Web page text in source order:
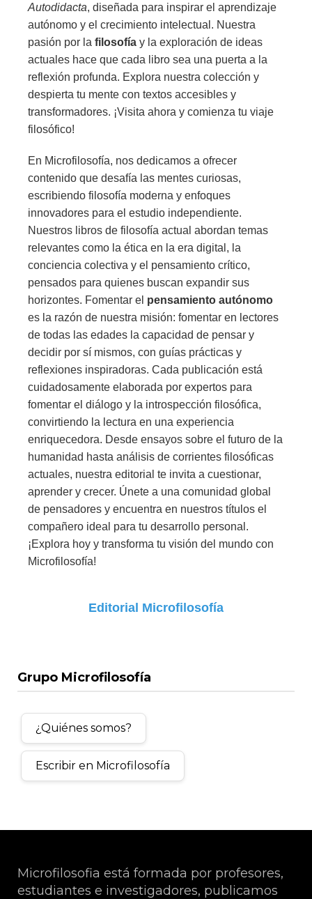
Autodidacta, diseñada para inspirar el aprendizaje
autónomo y el crecimiento intelectual. Nuestra
pasión por la filosofía y la exploración de ideas
actuales hace que cada libro sea una puerta a la
reflexión profunda. Explora nuestra colección y
despierta tu mente con textos accesibles y
transformadores. ¡Visita ahora y comienza tu viaje
filosófico!
En Microfilosofía, nos dedicamos a ofrecer
contenido que desafía las mentes curiosas,
escribiendo filosofía moderna y enfoques
innovadores para el estudio independiente.
Nuestros libros de filosofía actual abordan temas
relevantes como la ética en la era digital, la
conciencia colectiva y el pensamiento crítico,
pensados para quienes buscan expandir sus
horizontes. Fomentar el pensamiento autónomo
es la razón de nuestra misión: fomentar en lectores
de todas las edades la capacidad de pensar y
decidir por sí mismos, con guías prácticas y
reflexiones inspiradoras. Cada publicación está
cuidadosamente elaborada por expertos para
fomentar el diálogo y la introspección filosófica,
convirtiendo la lectura en una experiencia
enriquecedora. Desde ensayos sobre el futuro de la
humanidad hasta análisis de corrientes filosóficas
actuales, nuestra editorial te invita a cuestionar,
aprender y crecer. Únete a una comunidad global
de pensadores y encuentra en nuestros títulos el
compañero ideal para tu desarrollo personal.
¡Explora hoy y transforma tu visión del mundo con
Microfilosofía!
Editorial Microfilosofía
Grupo Microfilosofía
¿Quiénes somos?
Escribir en Microfilosofía
Microfilosofia está formada por profesores,
estudiantes e investigadores, publicamos